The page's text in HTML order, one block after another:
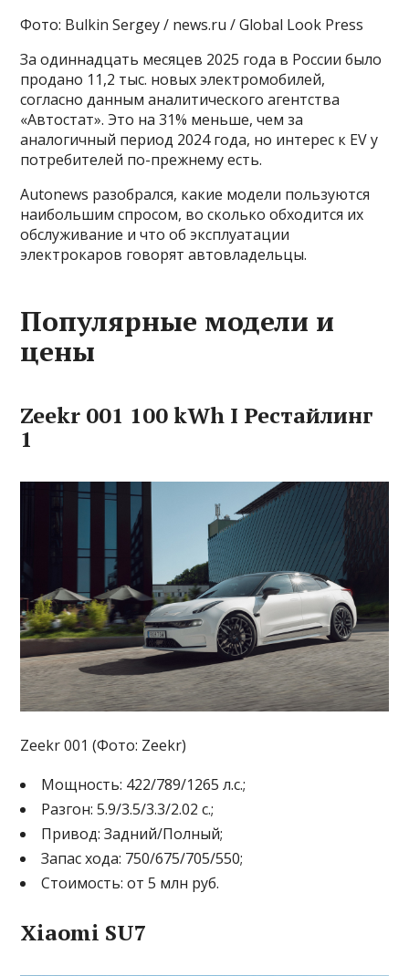
Фото: Bulkin Sergey / news.ru / Global Look Press
За одиннадцать месяцев 2025 года в России было
продано 11,2 тыс. новых электромобилей,
согласно данным аналитического агентства
«Автостат». Это на 31% меньше, чем за
аналогичный период 2024 года, но интерес к EV у
потребителей по-прежнему есть.
Autonews разобрался, какие модели пользуются
наибольшим спросом, во сколько обходится их
обслуживание и что об эксплуатации
электрокаров говорят автовладельцы.
Популярные модели и
цены
Zeekr 001 100 kWh I Рестайлинг
1
Zeekr 001 (Фото: Zeekr)
Мощность: 422/789/1265 л.с.;
Разгон: 5.9/3.5/3.3/2.02 с.;
Привод: Задний/Полный;
Запас хода: 750/675/705/550;
Стоимость: от 5 млн руб.
Xiaomi SU7